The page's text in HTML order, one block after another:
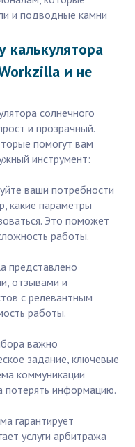
и подводные камни
калькулятора
и не
солнечного
и прозрачный.
помогут вам
инструмент:
ваши потребности
какие параметры
Это поможет
работы.
представлено
отзывами и
с релевантным
работы.
важно
задание, ключевые
коммуникации
потерять информацию.
гарантирует
услуги арбитража